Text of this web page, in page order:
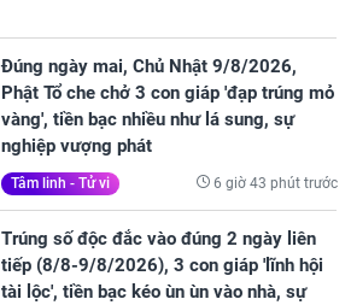
Đúng ngày mai, Chủ Nhật 9/8/2026,
Phật Tổ che chở 3 con giáp 'đạp trúng mỏ
vàng', tiền bạc nhiều như lá sung, sự
nghiệp vượng phát
Tâm linh - Tử vi 6 giờ 43 phút trước
Trúng số độc đắc vào đúng 2 ngày liên
tiếp (8/8-9/8/2026), 3 con giáp 'lĩnh hội
tài lộc', tiền bạc kéo ùn ùn vào nhà, sự